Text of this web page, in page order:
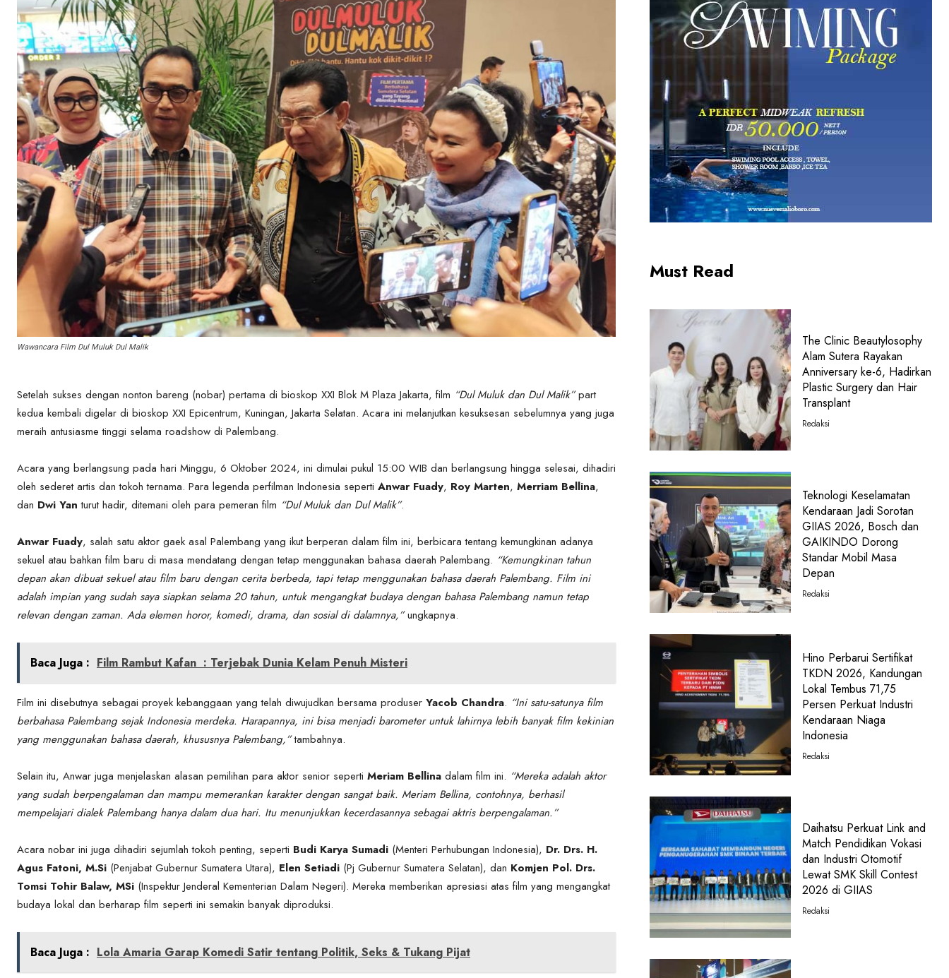
Wawancara Film Dul Muluk Dul Malik
Setelah sukses dengan nonton bareng (nobar) pertama di bioskop XXI Blok M Plaza Jakarta, film “Dul Muluk dan Dul Malik”part
kedua kembali digelar di bioskop XXI Epicentrum, Kuningan, Jakarta Selatan. Acara ini melanjutkan kesuksesan sebelumnya yang juga
meraih antusiasme tinggi selama roadshow di Palembang.
Acara yang berlangsung pada hari Minggu, 6 Oktober 2024, ini dimulai pukul 15:00 WIB dan berlangsung hingga selesai, dihadiri
oleh sederet artis dan tokoh ternama. Para legenda perfilman Indonesia seperti Anwar Fuady, Roy Marten, Merriam Bellina,
dan Dwi Yan turut hadir, ditemani oleh para pemeran film “Dul Muluk dan Dul Malik”.
Anwar Fuady, salah satu aktor gaek asal Palembang yang ikut berperan dalam film ini, berbicara tentang kemungkinan adanya
sekuel atau bahkan film baru di masa mendatang dengan tetap menggunakan bahasa daerah Palembang. “Kemungkinan tahun
depan akan dibuat sekuel atau film baru dengan cerita berbeda, tapi tetap menggunakan bahasa daerah Palembang. Film ini
adalah impian yang sudah saya siapkan selama 20 tahun, untuk mengangkat budaya dengan bahasa Palembang namun tetap
relevan dengan zaman. Ada elemen horor, komedi, drama, dan sosial di dalamnya,”ungkapnya.
Baca Juga : Film Rambut Kafan : Terjebak Dunia Kelam Penuh Misteri
Film ini disebutnya sebagai proyek kebanggaan yang telah diwujudkan bersama produser Yacob Chandra. “Ini satu-satunya film
berbahasa Palembang sejak Indonesia merdeka. Harapannya, ini bisa menjadi barometer untuk lahirnya lebih banyak film kekinian
yang menggunakan bahasa daerah, khususnya Palembang,”tambahnya.
Selain itu, Anwar juga menjelaskan alasan pemilihan para aktor senior seperti Meriam Bellina dalam film ini. “Mereka adalah aktor
yang sudah berpengalaman dan mampu memerankan karakter dengan sangat baik. Meriam Bellina, contohnya, berhasil
mempelajari dialek Palembang hanya dalam dua hari. Itu menunjukkan kecerdasannya sebagai aktris berpengalaman.”
Acara nobar ini juga dihadiri sejumlah tokoh penting, seperti Budi Karya Sumadi (Menteri Perhubungan Indonesia), Dr. Drs. H.
Agus Fatoni, M.Si (Penjabat Gubernur Sumatera Utara), Elen Setiadi (Pj Gubernur Sumatera Selatan), dan Komjen Pol. Drs.
Tomsi Tohir Balaw, MSi (Inspektur Jenderal Kementerian Dalam Negeri). Mereka memberikan apresiasi atas film yang mengangkat
budaya lokal dan berharap film seperti ini semakin banyak diproduksi.
Baca Juga : Lola Amaria Garap Komedi Satir tentang Politik, Seks & Tukang Pijat
Must Read
The Clinic Beautylosophy
Alam Sutera Rayakan
Anniversary ke-6, Hadirkan
Plastic Surgery dan Hair
Transplant
Redaksi
Teknologi Keselamatan
Kendaraan Jadi Sorotan
GIIAS 2026, Bosch dan
GAIKINDO Dorong
Standar Mobil Masa
Depan
Redaksi
Hino Perbarui Sertifikat
TKDN 2026, Kandungan
Lokal Tembus 71,75
Persen Perkuat Industri
Kendaraan Niaga
Indonesia
Redaksi
Daihatsu Perkuat Link and
Match Pendidikan Vokasi
dan Industri Otomotif
Lewat SMK Skill Contest
2026 di GIIAS
Redaksi